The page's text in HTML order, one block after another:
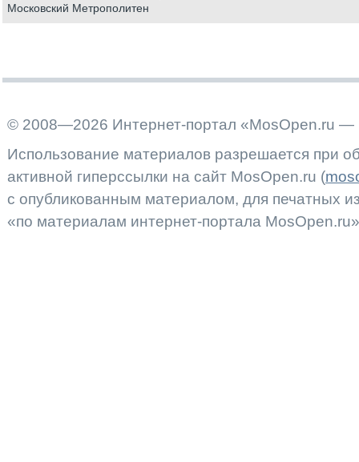
Московский Метрополитен
© 2008—2026 Интернет-портал «MosOpen.ru —
Использование материалов разрешается при
активной гиперссылки на сайт MosOpen.ru (
с опубликованным материалом, для печатных
«по материалам интернет-портала